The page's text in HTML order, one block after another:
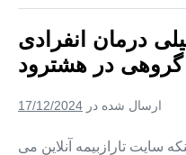
درمان
+
بیمه
درمان
تکمیلی
در
درمان انفرادی
گروهی در هشترود
ارسال شده در 17/12/2024
سایت تارازبیمه آنلاین می